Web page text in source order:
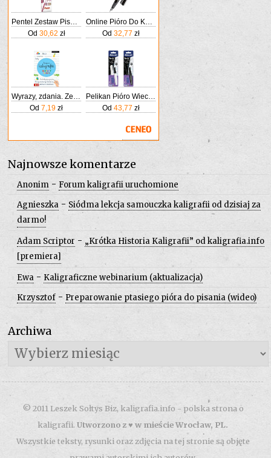
Pentel Zestaw Pisaków Do Kaligrafii 4 Kolory
Od 30,62 zł
Online Pióro Do Kaligrafii Wieczne Air Czarne Szeroka Stalówka O Grubości Kreski 1 4mm Standardowych Wkładów Atramentowych
Od 32,77 zł
Wyrazy, zdania. Zeszyt do kaligrafii
Od7,19 zł
Pelikan Pióro Wieczne Twist Do Kaligrafii P457 M+ 2 Naboje
Od 43,77 zł
Najnowsze komentarze
Anonim - Forum kaligrafii uruchomione
Agnieszka - Siódma lekcja samouczka kaligrafii od dzisiaj za
darmo!
Adam Scriptor - „Krótka Historia Kaligrafii” od kaligrafia.info
[premiera]
Ewa - Kaligraficzne webinarium (aktualizacja)
Krzysztof - Preparowanie ptasiego pióra do pisania (wideo)
Archiwa
Archiwa
© 2011 Leszek Sołtys Biz, kaligrafia.info - polska strona o
kaligrafii.Utworzono z ♥ w mieście Wrocław, PL.
Wszystkie teksty, rysunki oraz zdjęcia na tej stronie są objęte